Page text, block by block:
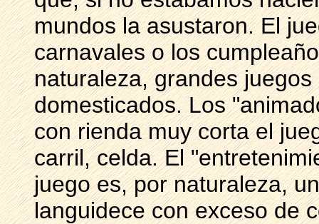
mundos la asustaron. El
carnavales o los
naturaleza, grandes
domesticados. Los
con rienda muy corta el
carril, celda. El
juego es, por naturaleza,
languidece con exceso de